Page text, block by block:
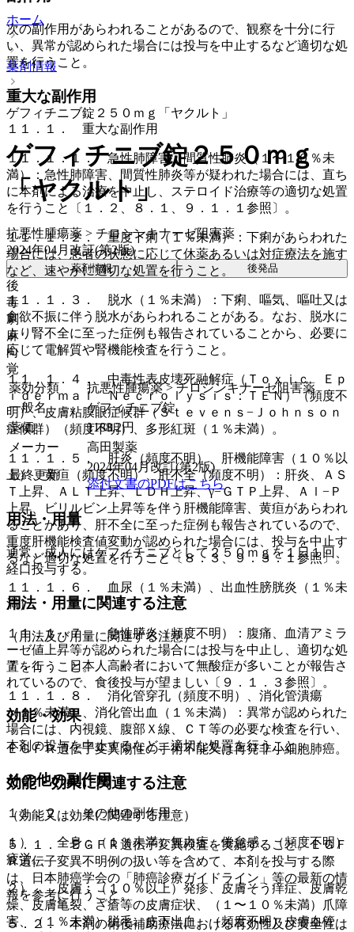
次の副作用があらわれることがあるので、観察を十分に行
い、異常が認められた場合には投与を中止するなど適切な処
置を行うこと。
重大な副作用
１１．１． 重大な副作用
１１．１．１． 急性肺障害、間質性肺炎（１〜１０％未
満）：急性肺障害、間質性肺炎等が疑われた場合には、直ち
に本剤による治療を中止し、ステロイド治療等の適切な処置
を行うこと〔１．２、８．１、９．１．１参照〕。
１１．１．２． 重度下痢（１％未満）：下痢があらわれた
場合には、患者の状態に応じて休薬あるいは対症療法を施す
など、速やかに適切な処置を行うこと。
１１．１．３． 脱水（１％未満）：下痢、嘔気、嘔吐又は
食欲不振に伴う脱水があらわれることがある。なお、脱水に
より腎不全に至った症例も報告されていることから、必要に
応じて電解質や腎機能検査を行うこと。
１１．１．４． 中毒性表皮壊死融解症（Ｔｏｘｉｃ Ｅｐ
ｉｄｅｒｍａｌ Ｎｅｃｒｏｌｙｓｉｓ：ＴＥＮ）（頻度不
明）、皮膚粘膜眼症候群（Ｓｔｅｖｅｎｓ−Ｊｏｈｎｓｏｎ
症候群）（頻度不明）、多形紅斑（１％未満）。
１１．１．５． 肝炎（頻度不明）、肝機能障害（１０％以
上）、黄疸（頻度不明）、肝不全（頻度不明）：肝炎、ＡＳ
Ｔ上昇、ＡＬＴ上昇、ＬＤＨ上昇、γ−ＧＴＰ上昇、Ａｌ−Ｐ
上昇、ビリルビン上昇等を伴う肝機能障害、黄疸があらわれ
ることがあり、肝不全に至った症例も報告されているので、
重度肝機能検査値変動が認められた場合には、投与を中止す
るなど適切な処置を行うこと〔８．３、９．３．１参照〕。
１１．１．６． 血尿（１％未満）、出血性膀胱炎（１％未
満）。
１１．１．７． 急性膵炎（頻度不明）：腹痛、血清アミラ
ーゼ値上昇等が認められた場合には投与を中止し、適切な処
置を行うこと。
１１．１．８． 消化管穿孔（頻度不明）、消化管潰瘍
（１％未満）、消化管出血（１％未満）：異常が認められた
場合には、内視鏡、腹部Ｘ線、ＣＴ等の必要な検査を行い、
本剤の投与を中止するなど、適切な処置を行うこと。
その他の副作用
１１．２． その他の副作用
１）． 全身：（１％未満）無力症、倦怠感、（頻度不明）
疲労。
２）． 皮膚：（１０％以上）発疹、皮膚そう痒症、皮膚乾
燥、皮膚亀裂、ざ瘡等の皮膚症状、（１〜１０％未満）爪障
害、（１％未満）脱毛、皮下出血、（頻度不明）皮膚血管
ホーム
薬剤情報
ゲフィチニブ錠２５０ｍｇ「ヤクルト」
ゲフィチニブ錠２５０ｍｇ
「ヤクルト」
抗悪性腫瘍薬 > チロシンキナーゼ阻害薬
2024年04月改訂(第2版)
薬剤情報 後発品
後
毒
劇
麻
向
覚
薬効分類
抗悪性腫瘍薬 > チロシンキナーゼ阻害薬
一般名
ゲフィチニブ錠
薬価
1188.2円
メーカー
高田製薬
最終更新
2024年04月改訂(第2版)
添付文書のPDFはこちら
用法・用量
通常、成人にはゲフィチニブとして２５０ｍｇを１日１回、
経口投与する。
用法・用量に関連する注意
（用法及び用量に関連する注意）
７．１． 日本人高齢者において無酸症が多いことが報告さ
れているので、食後投与が望ましい〔９．１．３参照〕。
効能・効果
ＥＧＦＲ遺伝子変異陽性の手術不能又は再発非小細胞肺癌。
効能・効果に関連する注意
（効能又は効果に関連する注意）
５．１． ＥＧＦＲ遺伝子変異検査を実施すること。ＥＧＦ
Ｒ遺伝子変異不明例の扱い等を含めて、本剤を投与する際
は、日本肺癌学会の「肺癌診療ガイドライン」等の最新の情
報を参考に行うこと。
５．２． 本剤の術後補助療法における有効性及び安全性は